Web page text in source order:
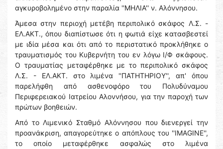
αγκυροβολημένο στην παραλία ''ΜΗΛΙΑ'' ν. Αλόννησου.
Άμεσα στην περιοχή μετέβη περιπολικό σκάφος Λ.Σ. -
ΕΛ.ΑΚΤ., όπου διαπίστωσε ότι η φωτιά είχε κατασβεστεί
με ιδία μέσα και ότι από το περιστατικό προκλήθηκε ο
τραυματισμός του Κυβερνήτη του εν λόγω Ι/Φ σκάφους.
Ο τραυματίας μεταφέρθηκε με το περιπολικό σκάφος
Λ.Σ. - ΕΛ.ΑΚΤ. στο λιμένα ''ΠΑΤΗΤΗΡΙΟΥ'', απ' όπου
παρελήφθη από ασθενοφόρο του Πολυδύναμου
Περιφερειακού Ιατρείου Αλοννήσου, για την παροχή των
πρώτων βοηθειών.
Από το Λιμενικό Σταθμό Αλόννησου που διενεργεί την
προανάκριση, απαγορεύτηκε ο απόπλους του ''IMAGINE'',
το οποίο μεταφέρθηκε ασφαλώς στο λιμένα